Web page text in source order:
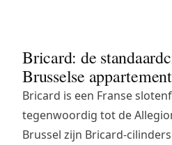
Bricard: de
Brusselse
Bricard is een Franse
tegenwoordig tot de
Brussel zijn Bricard-